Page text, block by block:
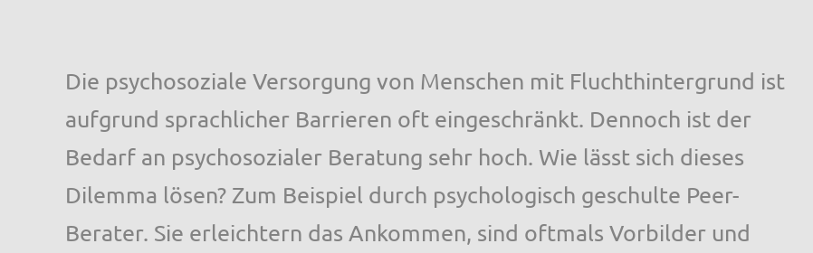
Die psychosoziale Versorgung von Menschen mit Fluchthintergrund ist
aufgrund sprachlicher Barrieren oft eingeschränkt. Dennoch ist der
Bedarf an psychosozialer Beratung sehr hoch. Wie lässt sich dieses
Dilemma lösen? Zum Beispiel durch psychologisch geschulte Peer-
Berater. Sie erleichtern das Ankommen, sind oftmals Vorbilder und